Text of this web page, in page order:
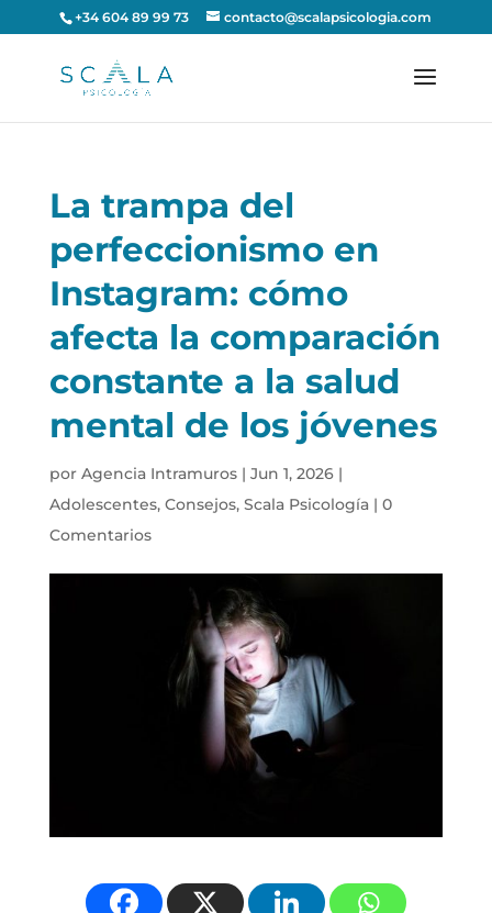
+34 604 89 99 73 contacto@scalapsicologia.com
La trampa del
perfeccionismo en
Instagram: cómo
afecta la comparación
constante a la salud
mental de los jóvenes
por Agencia Intramuros| Jun 1, 2026|
Adolescentes, Consejos, Scala Psicología| 0
Comentarios